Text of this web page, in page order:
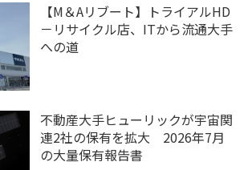
【M＆Aリブート】トライアルHD
－リサイクル店、ITから流通大手
への道
不動産大手ヒューリックが宇宙関
連2社の保有を拡大 2026年7月
の大量保有報告書